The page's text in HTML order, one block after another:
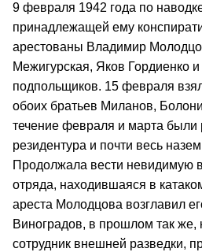
9 февраля 1942 года по
принадлежащей ему
арестованы Владимир
Межигурская, Яков Гордиенко
подпольщиков. 15 февраля
обоих братьев Миланов,
течение февраля и марта были
резидентура и почти весь
Продолжала вести невидимую
отряда, находившаяся в
ареста Молодцова возглавил
Виноградов, в прошлом так же,
сотрудник внешней разведки,